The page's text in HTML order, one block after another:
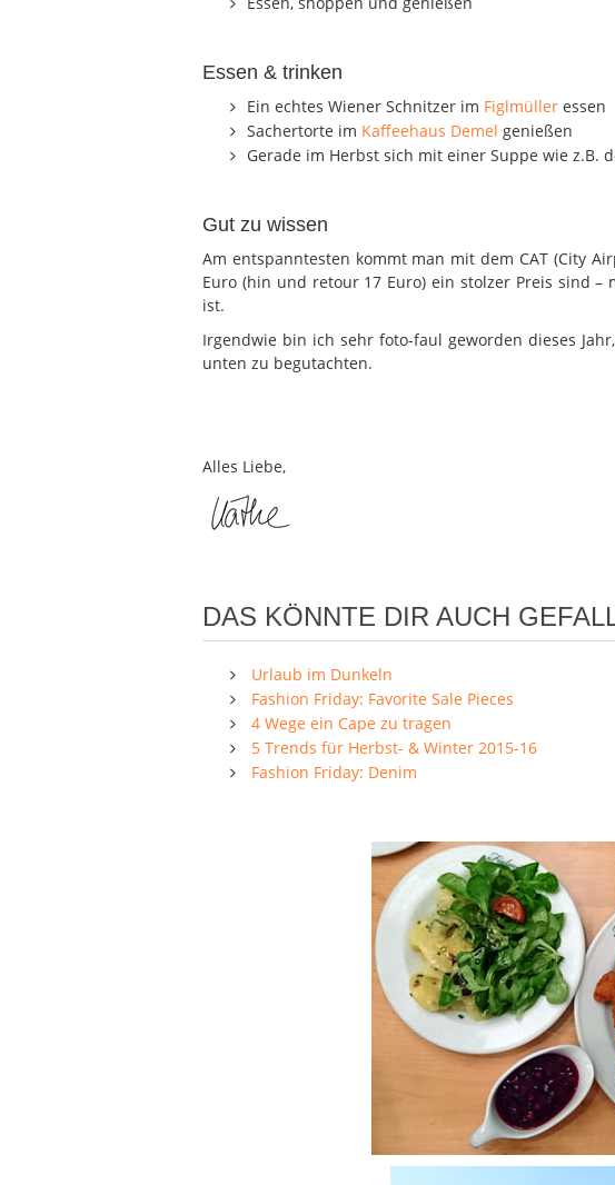
Essen & trinken
Ein echtes Wiener Schnitzer im Figlmüller essen
Sachertorte im Kaffeehaus Demel genießen
Gerade im Herbst sich mit einer Suppe wie z.B.
Gut zu wissen
Am entspanntesten kommt man mit dem CAT (City
Euro (hin und retour 17 Euro) ein stolzer Preis sind
ist.
Irgendwie bin ich sehr foto-faul geworden dieses
unten zu begutachten.
Alles Liebe,
DAS KÖNNTE DIR AUCH
Urlaub im Dunkeln
Fashion Friday: Favorite Sale Pieces
4 Wege ein Cape zu tragen
5 Trends für Herbst- & Winter 2015-16
Fashion Friday: Denim